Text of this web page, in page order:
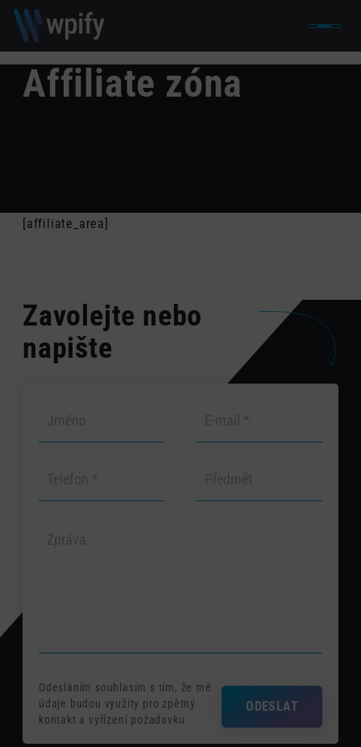
Affiliate zóna
[affiliate_area]
Zavolejte nebo
napište
Odesláním souhlasím s tím, že mé
údaje budou využity pro zpětný
kontakt a vyřízení požadavku.
ODESLAT